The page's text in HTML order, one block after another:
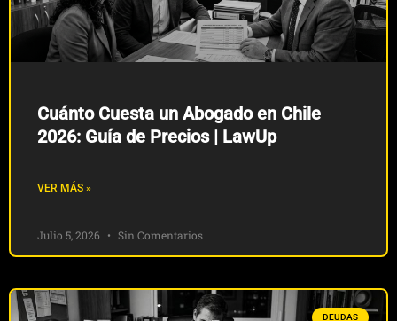
Cuánto Cuesta un Abogado en Chile
2026: Guía de Precios | LawUp
VER MÁS »
Julio 5, 2026 Sin Comentarios
DEUDAS